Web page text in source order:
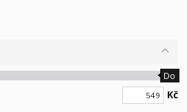
Do
Kč